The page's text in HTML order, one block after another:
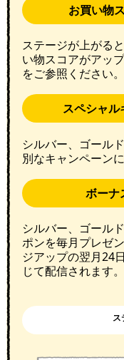
お買い物
ステージが上がる
い物スコアがアッ
をご参照ください。
スペシャル
シルバー、ゴール
別なキャンペーン
ボーナ
シルバー、ゴール
ポンを毎月プレゼ
ジアップの翌月24
じて配信されます。
ス